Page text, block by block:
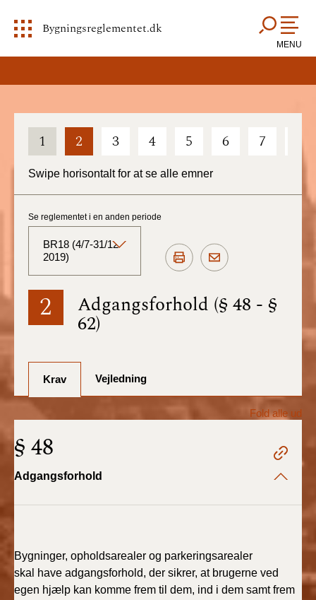
Bygningsreglementet.dk
MENU
1 2 3 4 5 6 7
Swipe horisontalt for at se alle emner
2 Adgangsforhold (§ 48 - §
62)
Se reglementet i en anden periode
BR18 (4/7-31/12
2019)
BR18 (Aktuelt)
BR18 (1/7-31/12
BR18 (1/1-30/6
2024)
BR18 (1/1- 30/06
BR18 (17/9 - 31/12
2022)
Krav Vejledning
Fold alle ud
§ 48
Adgangsforhold
Bygninger, opholdsarealer og parkeringsarealer
skal
have adgangsforhold, der sikrer, at brugerne ved
egen hjælp kan komme frem til dem, ind i dem samt frem